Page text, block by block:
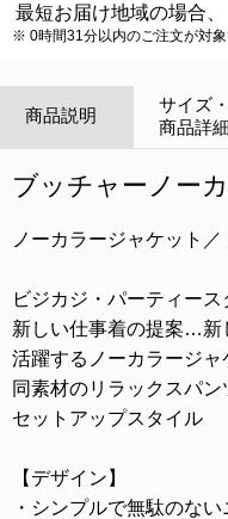
最短お届け地域の場合、
※ 0時間31分以内のご注文が対象
商品説明
サイズ・
商品詳細
ブッチャーノー
ノーカラージャケット
ビジカジ・パーティー
新しい仕事着の提案…新
活躍するノーカラージャ
同素材のリラックスパ
セットアップスタイル
【デザイン】
・シンプルで無駄のな